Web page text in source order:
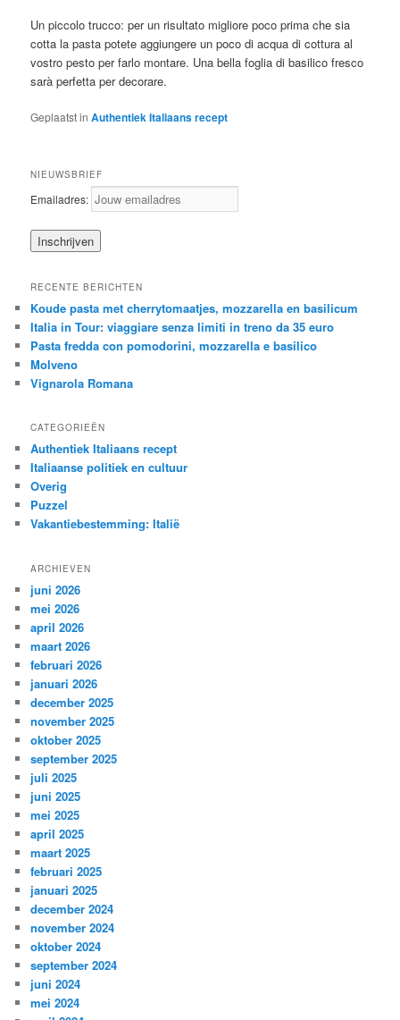
Un piccolo trucco: per un risultato migliore poco prima che sia
cotta la pasta potete aggiungere un poco di acqua di cottura al
vostro pesto per farlo montare. Una bella foglia di basilico fresco
sarà perfetta per decorare.
Geplaatst in Authentiek Italiaans recept
NIEUWSBRIEF
Emailadres:
RECENTE BERICHTEN
Koude pasta met cherrytomaatjes, mozzarella en basilicum
Italia in Tour: viaggiare senza limiti in treno da 35 euro
Pasta fredda con pomodorini, mozzarella e basilico
Molveno
Vignarola Romana
CATEGORIEËN
Authentiek Italiaans recept
Italiaanse politiek en cultuur
Overig
Puzzel
Vakantiebestemming: Italië
ARCHIEVEN
juni 2026
mei 2026
april 2026
maart 2026
februari 2026
januari 2026
december 2025
november 2025
oktober 2025
september 2025
juli 2025
juni 2025
mei 2025
april 2025
maart 2025
februari 2025
januari 2025
december 2024
november 2024
oktober 2024
september 2024
juni 2024
mei 2024